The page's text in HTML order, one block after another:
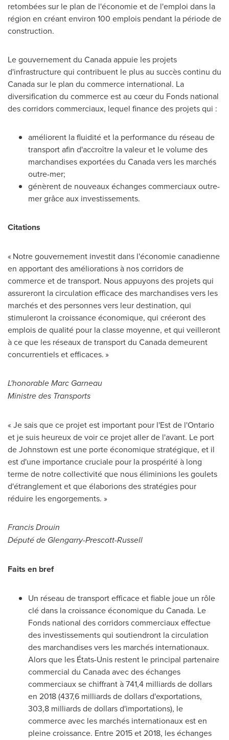
retombées sur le plan de l'économie et de l'emploi dans la
région en créant environ 100 emplois pendant la période de
construction.
Le gouvernement du Canadaappuie les projets
d'infrastructure qui contribuent le plus au succès continu du
Canadasur le plan du commerce international. La
diversification du commerce est au cœur du Fonds national
des corridors commerciaux, lequel finance des projets qui :
améliorent la fluidité et la performance du réseau de
transport afin d'accroître la valeur et le volume des
marchandises exportées du Canadavers les marchés
outre-mer;
génèrent de nouveaux échanges commerciaux outre-
mer grâce aux investissements.
Citations
« Notre gouvernement investit dans l'économie canadienne
en apportant des améliorations à nos corridors de
commerce et de transport. Nous appuyons des projets qui
assureront la circulation efficace des marchandises vers les
marchés et des personnes vers leur destination, qui
stimuleront la croissance économique, qui créeront des
emplois de qualité pour la classe moyenne, et qui veilleront
à ce que les réseaux de transport du Canadademeurent
concurrentiels et efficaces. »
L'honorable Marc Garneau
Ministre des Transports
« Je sais que ce projet est important pour l'Est de l'Ontario
et je suis heureux de voir ce projet aller de l'avant. Le port
deJohnstown est une porte économique stratégique, et il
est d'une importance cruciale pour la prospérité à long
terme de notre collectivité que nous éliminions les goulets
d'étranglement et que élaborions des stratégies pour
réduire les engorgements. »
Francis Drouin
Député de Glengarry-Prescott-Russell
Faits en bref
Un réseau de transport efficace et fiable joue un rôle
clé dans la croissance économique du Canada. Le
Fonds national des corridors commerciaux effectue
des investissements qui soutiendront la circulation
des marchandises vers les marchés internationaux.
Alors que les États-Unis restent le principal partenaire
commercial du Canadaavec des échanges
commerciaux se chiffrant à 741,4 milliards de dollars
en 2018 (437,6 milliards de dollars d'exportations,
303,8 milliards de dollars d'importations), le
commerce avec les marchés internationaux est en
pleine croissance. Entre2015 et2018, les échanges